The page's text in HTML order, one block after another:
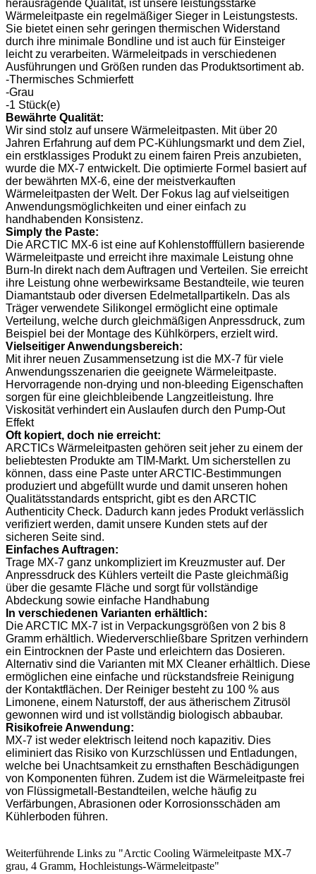
herausragende Qualität, ist unsere leistungsstarke
Wärmeleitpaste ein regelmäßiger Sieger in Leistungstests.
Sie bietet einen sehr geringen thermischen Widerstand
durch ihre minimale Bondline und ist auch für Einsteiger
leicht zu verarbeiten. Wärmeleitpads in verschiedenen
Ausführungen und Größen runden das Produktsortiment ab.
-Thermisches Schmierfett
-Grau
-1 Stück(e)
Bewährte Qualität:
Wir sind stolz auf unsere Wärmeleitpasten. Mit über 20
Jahren Erfahrung auf dem PC-Kühlungsmarkt und dem Ziel,
ein erstklassiges Produkt zu einem fairen Preis anzubieten,
wurde die MX-7 entwickelt. Die optimierte Formel basiert auf
der bewährten MX-6, eine der meistverkauften
Wärmeleitpasten der Welt. Der Fokus lag auf vielseitigen
Anwendungsmöglichkeiten und einer einfach zu
handhabenden Konsistenz.
Simply the Paste:
Die ARCTIC MX-6 ist eine auf Kohlenstofffüllern basierende
Wärmeleitpaste und erreicht ihre maximale Leistung ohne
Burn-In direkt nach dem Auftragen und Verteilen. Sie erreicht
ihre Leistung ohne werbewirksame Bestandteile, wie teuren
Diamantstaub oder diversen Edelmetallpartikeln. Das als
Träger verwendete Silikongel ermöglicht eine optimale
Verteilung, welche durch gleichmäßigen Anpressdruck, zum
Beispiel bei der Montage des Kühlkörpers, erzielt wird.
Vielseitiger Anwendungsbereich:
Mit ihrer neuen Zusammensetzung ist die MX-7 für viele
Anwendungsszenarien die geeignete Wärmeleitpaste.
Hervorragende non-drying und non-bleeding Eigenschaften
sorgen für eine gleichbleibende Langzeitleistung. Ihre
Viskosität verhindert ein Auslaufen durch den Pump-Out
Effekt
Oft kopiert, doch nie erreicht:
ARCTICs Wärmeleitpasten gehören seit jeher zu einem der
beliebtesten Produkte am TIM-Markt. Um sicherstellen zu
können, dass eine Paste unter ARCTIC-Bestimmungen
produziert und abgefüllt wurde und damit unseren hohen
Qualitätsstandards entspricht, gibt es den ARCTIC
Authenticity Check. Dadurch kann jedes Produkt verlässlich
verifiziert werden, damit unsere Kunden stets auf der
sicheren Seite sind.
Einfaches Auftragen:
Trage MX-7 ganz unkompliziert im Kreuzmuster auf. Der
Anpressdruck des Kühlers verteilt die Paste gleichmäßig
über die gesamte Fläche und sorgt für vollständige
Abdeckung sowie einfache Handhabung
In verschiedenen Varianten erhältlich:
Die ARCTIC MX-7 ist in Verpackungsgrößen von 2 bis 8
Gramm erhältlich. Wiederverschließbare Spritzen verhindern
ein Eintrocknen der Paste und erleichtern das Dosieren.
Alternativ sind die Varianten mit MX Cleaner erhältlich. Diese
ermöglichen eine einfache und rückstandsfreie Reinigung
der Kontaktflächen. Der Reiniger besteht zu 100 % aus
Limonene, einem Naturstoff, der aus ätherischem Zitrusöl
gewonnen wird und ist vollständig biologisch abbaubar.
Risikofreie Anwendung:
MX-7 ist weder elektrisch leitend noch kapazitiv. Dies
eliminiert das Risiko von Kurzschlüssen und Entladungen,
welche bei Unachtsamkeit zu ernsthaften Beschädigungen
von Komponenten führen. Zudem ist die Wärmeleitpaste frei
von Flüssigmetall-Bestandteilen, welche häufig zu
Verfärbungen, Abrasionen oder Korrosionsschäden am
Kühlerboden führen.
Weiterführende Links zu "Arctic Cooling Wärmeleitpaste MX-7
grau, 4 Gramm, Hochleistungs-Wärmeleitpaste"